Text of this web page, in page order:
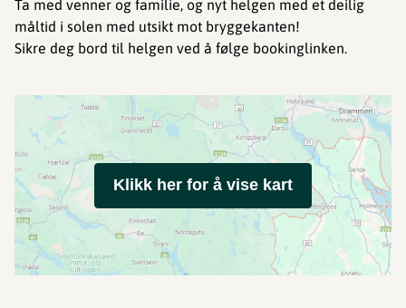
Ta med venner og familie, og nyt helgen med et deilig
måltid i solen med utsikt mot bryggekanten!
Sikre deg bord til helgen ved å følge bookinglinken.
Klikk her for å vise kart